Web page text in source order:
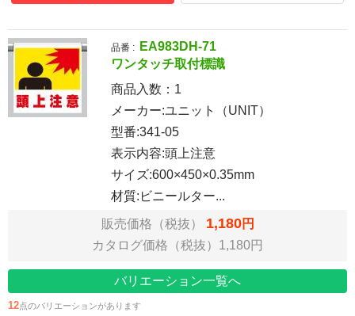
品番 :
EA983DH-71
ワンタッチ取付標識
商品入数： 1
メーカー:ユニット（UNIT）
型番:341-05
表示内容:頭上注意
サイズ:600×450×0.35mm
材質:ビニールター...
販売価格（税抜） 1,180円
カタログ価格（税抜）1,180円
バリエーション一覧へ
12点のバリエーションがあります